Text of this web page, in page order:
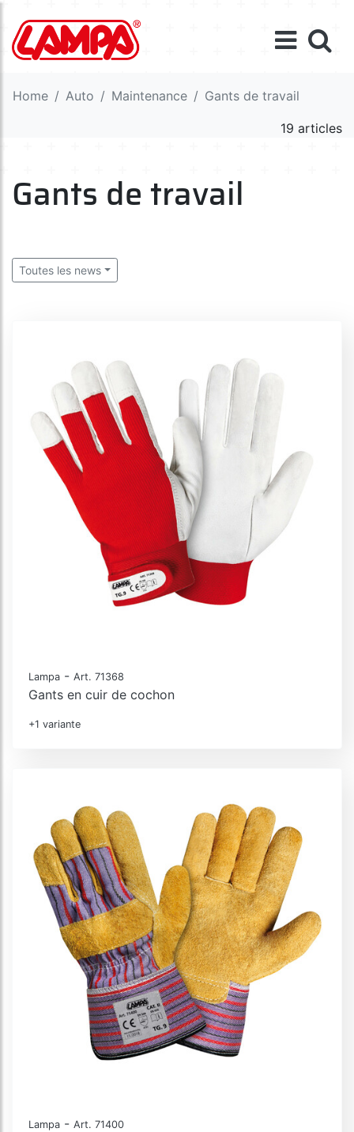
Home Auto Maintenance Gants de travail
19 articles
Gants de travail
Toutes les news
Lampa - Art. 71368
Gants en cuir de cochon
+1 variante
Lampa - Art. 71400